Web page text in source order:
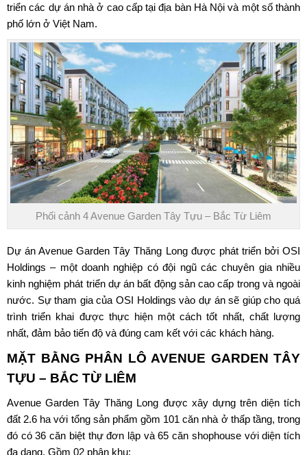
triển các dự án nhà ở cao cấp tại địa bàn Hà Nội và một số thành
phố lớn ở Việt Nam.
Phối cảnh 4 Avenue Garden Tây Tựu – Bắc Từ Liêm
Dự án Avenue Garden Tây Thăng Longđược phát triển bởi OSI
Holdings – một doanh nghiệp có đội ngũ các chuyên gia nhiều
kinh nghiệm phát triển dự án bất động sản cao cấp trong và ngoài
nước. Sự tham gia của OSI Holdings vào dự án sẽ giúp cho quá
trình triển khai được thực hiện một cách tốt nhất, chất lượng
nhất, đảm bảo tiến độ và đúng cam kết với các khách hàng.
MẶT BẰNG PHÂN LÔ AVENUE GARDEN TÂY
TỰU – BẮC TỪ LIÊM
Avenue Garden Tây Thăng Long được xây dựng trên diện tích
đất 2.6 ha với tổng sản phẩm gồm 101 căn nhà ở thấp tầng, trong
đó có 36 căn biệt thự đơn lập và 65 căn shophouse với diện tích
đa dạng. Gồm 02 phân khu: